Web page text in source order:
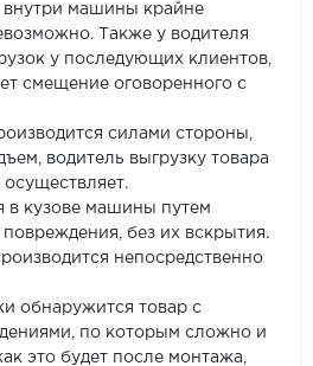
внутри машины крайне
Также у водителя
у последующих клиентов,
смещение оговоренного с
силами стороны,
водитель выгрузку товара
в кузове машины путем
без их вскрытия.
непосредственно
обнаружится товар с
по которым сложно и
это будет после монтажа,